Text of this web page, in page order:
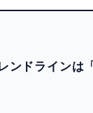
ンドラインは